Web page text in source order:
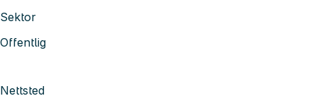
Sektor
Offentlig
Nettsted